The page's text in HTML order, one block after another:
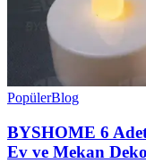
PopülerBlog
BYSHOME 6
Ev ve Mekan